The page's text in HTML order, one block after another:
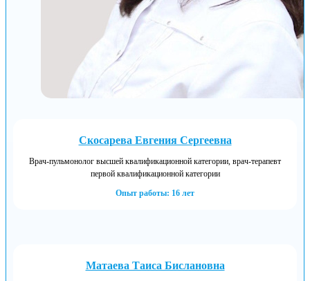
Скосарева Евгения Сергеевна
Врач-пульмонолог высшей квалификационной категории, врач-терапевт
первой квалификационной категории
Опыт работы: 16 лет
Матаева Таиса Бислановна